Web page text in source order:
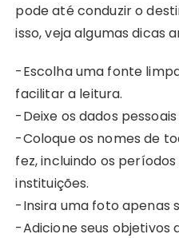
pode até conduzir o
isso, veja algumas dicas
-Escolha uma fonte
facilitar a leitura.
-Deixe os dados
-Coloque os nomes de
fez, incluindo os
instituições.
-Insira uma foto apenas
-Adicione seus objetivos